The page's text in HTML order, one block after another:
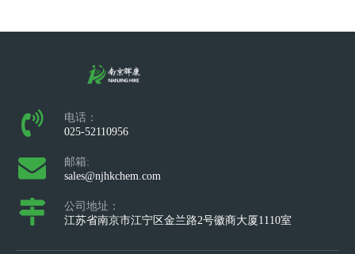
电话：
025-52110956
邮箱:
sales@njhkchem.com
公司地址：
江苏省南京市江宁区金兰路2号徽商大厦1110室